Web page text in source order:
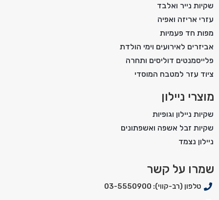
שקיות נייר ואלבד
עזרי אריזה ואפיה
מפות חד פעמיות
אביזרים לאירועים וימי הולדת
פלייסמנטים דוליסים ותחרה
ציוד עזר למטבח המוסדי
מוצרי ניילון
שקיות ניילון וגופיות
שקיות זבל אשפה ואשפתונים
ניילון נצמד
שמרו על קשר
טלפון (רב-קווי): 03-5550900